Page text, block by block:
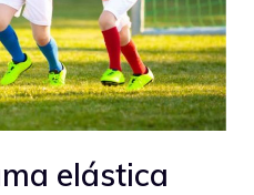
elástica